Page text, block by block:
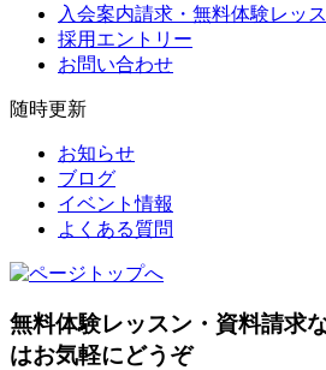
入会案内請求・無料体験レッ
採用エントリー
お問い合わせ
随時更新
お知らせ
ブログ
イベント情報
よくある質問
無料体験レッスン・資料請求な
はお気軽にどうぞ